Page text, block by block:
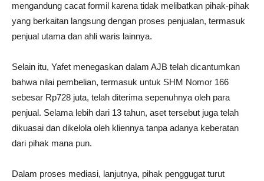
mengandung cacat formil karena tidak melibatkan pihak-pihak
yang berkaitan langsung dengan proses penjualan, termasuk
penjual utama dan ahli waris lainnya.
Selain itu, Yafet menegaskan dalam AJB telah dicantumkan
bahwa nilai pembelian, termasuk untuk SHM Nomor 166
sebesar Rp728 juta, telah diterima sepenuhnya oleh para
penjual. Selama lebih dari 13 tahun, aset tersebut juga telah
dikuasai dan dikelola oleh kliennya tanpa adanya keberatan
dari pihak mana pun.
Dalam proses mediasi, lanjutnya, pihak penggugat turut